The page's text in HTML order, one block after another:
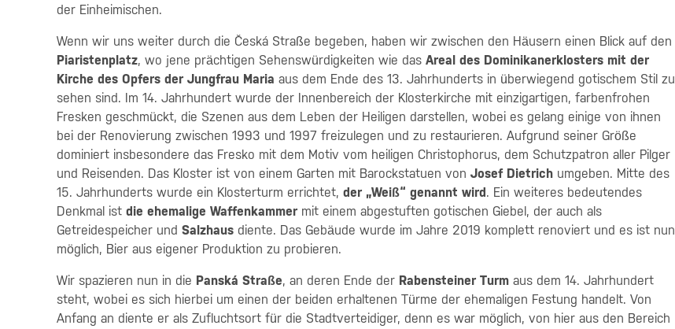
der Einheimischen.
Wenn wir uns weiter durch die Česká Straße begeben, haben wir zwischen den Häusern einen Blick auf den
Piaristenplatz, wo jene prächtigen Sehenswürdigkeiten wie das Areal des Dominikanerklosters mit der
Kirche des Opfers der Jungfrau Maria aus dem Ende des 13. Jahrhunderts in überwiegend gotischem Stil zu
sehen sind. Im 14. Jahrhundert wurde der Innenbereich der Klosterkirche mit einzigartigen, farbenfrohen
Fresken geschmückt, die Szenen aus dem Leben der Heiligen darstellen, wobei es gelang einige von ihnen
bei der Renovierung zwischen 1993 und 1997 freizulegen und zu restaurieren. Aufgrund seiner Größe
dominiert insbesondere das Fresko mit dem Motiv vom heiligen Christophorus, dem Schutzpatron aller Pilger
und Reisenden. Das Kloster ist von einem Garten mit Barockstatuen von Josef Dietrich umgeben. Mitte des
15. Jahrhunderts wurde ein Klosterturm errichtet, der „Weiß“ genannt wird . Ein weiteres bedeutendes
Denkmal ist die ehemalige Waffenkammer mit einem abgestuften gotischen Giebel, der auch als
Getreidespeicher und Salzhaus diente. Das Gebäude wurde im Jahre 2019 komplett renoviert und es ist nun
möglich, Bier aus eigener Produktion zu probieren.
Wir spazieren nun in die Panská Straße, an deren Ende der Rabensteiner Turm aus dem 14. Jahrhundert
steht, wobei es sich hierbei um einen der beiden erhaltenen Türme der ehemaligen Festung handelt. Von
Anfang an diente er als Zufluchtsort für die Stadtverteidiger, denn es war möglich, von hier aus den Bereich